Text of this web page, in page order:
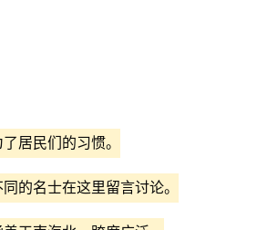
居民们的习惯。
的名士在这里留言讨论。